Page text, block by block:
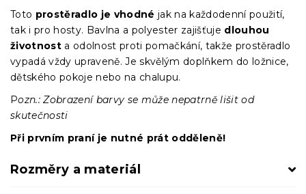
Toto prostěradlo je vhodné jak na každodenní použití,
tak i pro hosty. Bavlna a polyester zajišťuje dlouhou
životnost a odolnost proti pomačkání, takže prostěradlo
vypadá vždy upraveně. Je skvělým doplňkem do ložnice,
dětského pokoje nebo na chalupu.
Pozn.: Zobrazení barvy se může nepatrně lišit od
skutečnosti
Při prvním praní je nutné prát odděleně!
Rozměry a materiál